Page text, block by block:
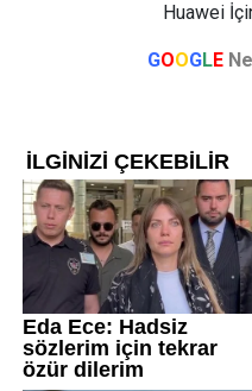
Huawei
GOOGLE